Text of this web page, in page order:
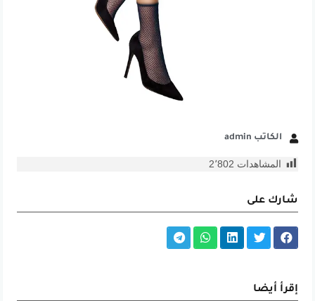
الكاتب admin
المشاهدات 2٬802
شارك على
إقرأ أيضا